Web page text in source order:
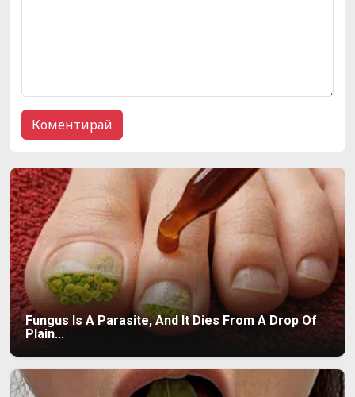
Fungus Is A Parasite, And It Dies From A Drop Of
Plain...